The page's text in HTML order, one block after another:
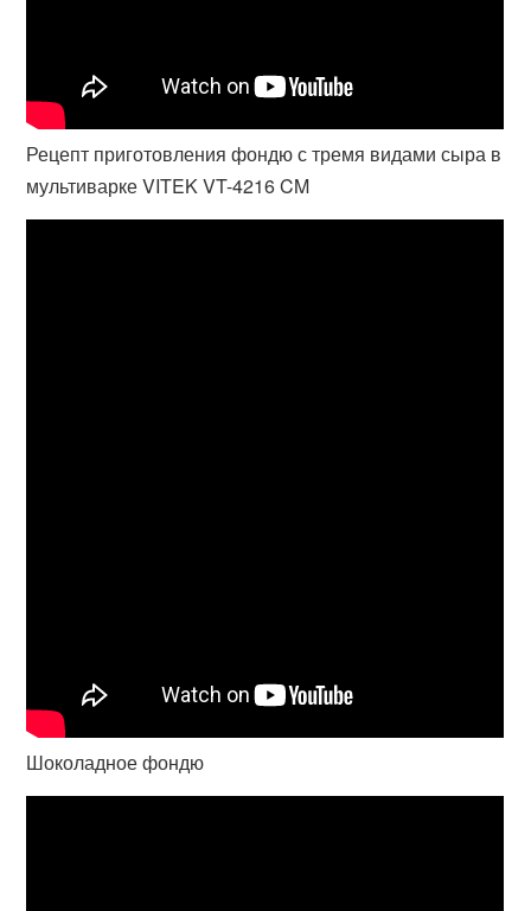
Рецепт приготовления фондю с тремя видами сыра в
мультиварке VITEK VT-4216 CM
Шоколадное фондю